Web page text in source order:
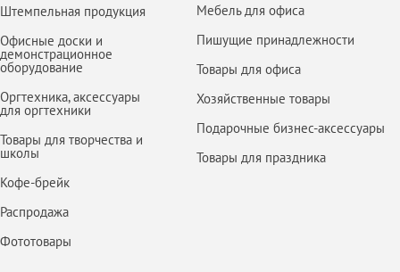
Штемпельная продукция
Офисные доски и
демонстрационное
оборудование
Оргтехника, аксессуары
для оргтехники
Товары для творчества и
школы
Кофе-брейк
Распродажа
Фототовары
Мебель для офиса
Пишущие принадлежности
Товары для офиса
Хозяйственные товары
Подарочные бизнес-аксессуары
Товары для праздника